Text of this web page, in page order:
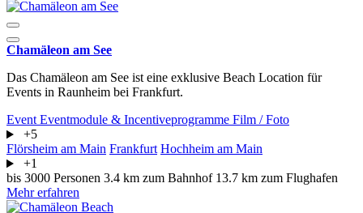
Chamäleon am See
Das Chamäleon am See ist eine exklusive Beach Location für
Events in Raunheim bei Frankfurt.
Event Eventmodule & Incentiveprogramme Film / Foto
+5
Flörsheim am Main Frankfurt Hochheim am Main
+1
bis 3000 Personen 3.4 km zum Bahnhof 13.7 km zum Flughafen
Mehr erfahren